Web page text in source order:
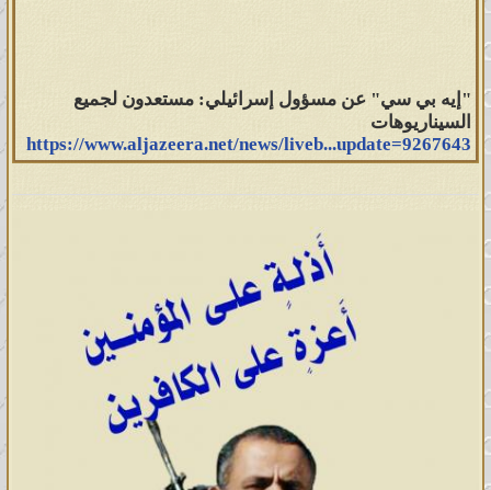
"إيه بي سي" عن مسؤول إسرائيلي: مستعدون لجميع
السيناريوهات
https://www.aljazeera.net/news/liveb...update=9267643